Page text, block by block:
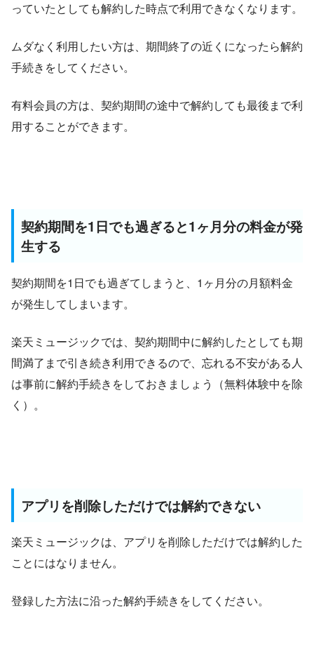
っていたとしても解約した時点で利用できなくなります。
ムダなく利用したい方は、期間終了の近くになったら解約
手続きをしてください。
有料会員の方は、契約期間の途中で解約しても最後まで利
用することができます。
契約期間を1日でも過ぎると1ヶ月分の料金が発
生する
契約期間を1日でも過ぎてしまうと、1ヶ月分の月額料金
が発生してしまいます。
楽天ミュージックでは、契約期間中に解約したとしても期
間満了まで引き続き利用できるので、忘れる不安がある人
は事前に解約手続きをしておきましょう（無料体験中を除
く）。
アプリを削除しただけでは解約できない
楽天ミュージックは、アプリを削除しただけでは解約した
ことにはなりません。
登録した方法に沿った解約手続きをしてください。